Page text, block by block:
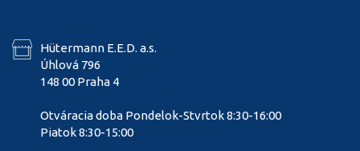
Hütermann E.E.D. a.s.
Úhlová 796
148 00 Praha 4
Otváracia doba Pondelok-Stvrtok 8:30-16:00
Piatok 8:30-15:00